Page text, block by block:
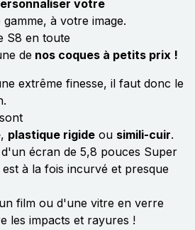
votre
gamme, à votre image.
S8 en toute
de nos coques à petits prix !
extrême finesse, il faut donc le
, plastique rigide ou simili-cuir.
écran de 5,8 pouces Super
est à la fois incurvé et presque
film ou d'une vitre en verre
les impacts et rayures !